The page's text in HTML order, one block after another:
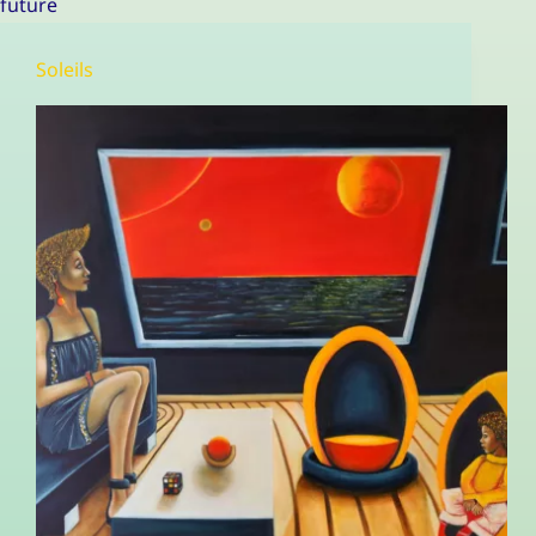
future
Soleils